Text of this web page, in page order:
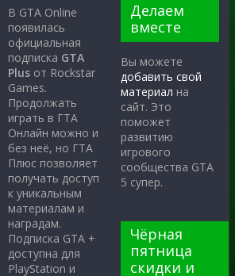
В GTA Online
появилась
официальная
подписка GTA
Plus от Rockstar
Games.
Продолжать
играть в ГТА
Онлайн можно и
без неё, но ГТА
Плюс позволяет
получать доступ
к уникальным
материалам и
наградам.
Подписка GTA +
доступна для
PlayStation и
Делаем
вместе
Вы можете
добавить свой
материал на
сайт. Это
поможет
развитию
игрового
сообщества GTA
5 супер.
Чёрная
пятница
скидки и